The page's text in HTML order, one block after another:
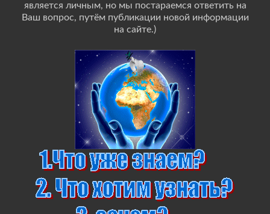
является личным, но мы постараемся ответить на
Ваш вопрос, путём публикации новой информации
на сайте.)